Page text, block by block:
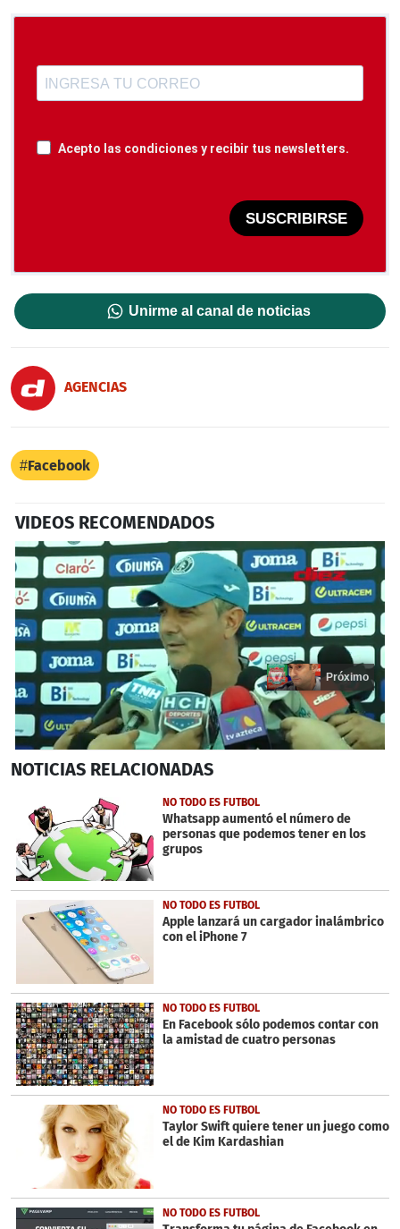
Acepto las condiciones y recibir tus newsletters.
SUSCRIBIRSE
Unirme al canal de noticias
AGENCIAS
Facebook
VIDEOS RECOMENDADOS
seconds
seconds
Próximo
NOTICIAS RELACIONADAS
NO TODO ES FUTBOL
Whatsapp aumentó el número de
personas que podemos tener en los
grupos
NO TODO ES FUTBOL
Apple lanzará un cargador inalámbrico
con el iPhone 7
NO TODO ES FUTBOL
En Facebook sólo podemos contar con
la amistad de cuatro personas
NO TODO ES FUTBOL
Taylor Swift quiere tener un juego como
el de Kim Kardashian
NO TODO ES FUTBOL